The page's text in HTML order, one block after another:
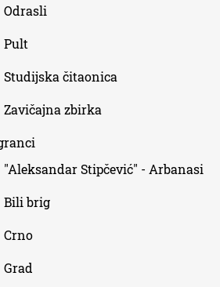
Odrasli
Pult
Studijska čitaonica
Zavičajna zbirka
"Aleksandar Stipčević" - Arbanasi
Bili brig
Crno
Grad